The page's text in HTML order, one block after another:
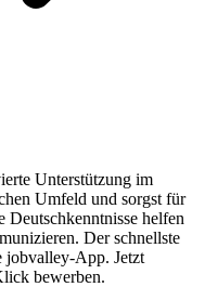
Unterstützung im
Umfeld und sorgst für
Deutschkenntnisse helfen
Der schnellste
jobvalley-App. Jetzt
bewerben.